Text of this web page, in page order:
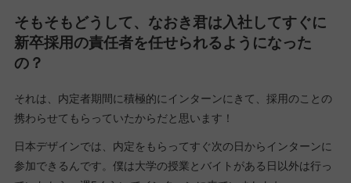
そもそもどうして、なおき君は入社してすぐに
新卒採用の責任者を任せられるようになった
の？
それは、内定者期間に積極的にインターンにきて、採用のことの
携わらせてもらっていたからだと思います！
日本デザインでは、内定をもらってすぐ次の日からインターンに
参加できるんです。僕は大学の授業とバイトがある日以外は行っ